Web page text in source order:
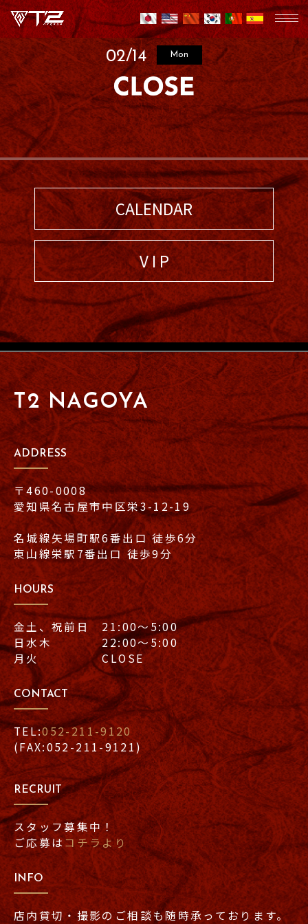
02/14 Mon
CALENDAR
V I P
T2 NAGOYA
ADDRESS
〒460-0008
愛知県名古屋市中区栄3-12-19
名城線矢場町駅6番出口 徒歩6分
東山線栄駅7番出口 徒歩9分
HOURS
金土、祝前日 21:00〜5:00
日水木 22:00〜5:00
月火 CLOSE
CONTACT
TEL:052-211-9120
(FAX:052-211-9121)
RECRUIT
スタッフ募集中！
ご応募はコチラより
INFO
店内貸切・撮影のご相談も随時承っております。